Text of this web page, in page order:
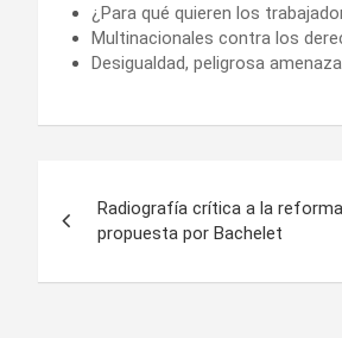
¿Para qué quieren los
Multinacionales contra los
Desigualdad, peligrosa
de
entradas
Radiografía crítica a la
propuesta por Bachelet